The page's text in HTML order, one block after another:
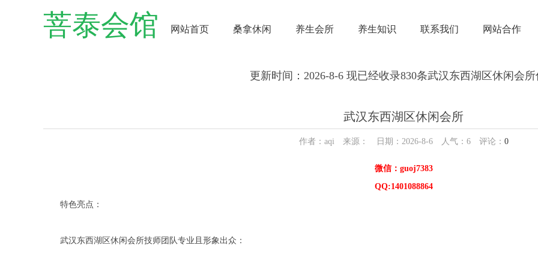
菩泰会馆 网站首页 桑拿休闲 养生会所 养生知识 联系我们 网站合作
更新时间：2026-8-6 现已经收录830条武汉东西湖区休闲会
武汉东西湖区休闲会所
作者：aqi 来源： 日期：2026-8-6 人气： 6评论： 0
微信：guoj7383
QQ:1401088864
特色亮点：
武汉东西湖区休闲会所技师团队专业且形象出众：